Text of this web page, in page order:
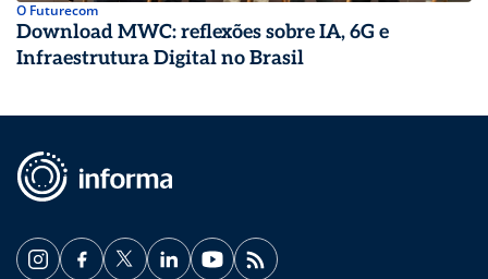
O Futurecom
Download MWC: reflexões sobre IA, 6G e
Infraestrutura Digital no Brasil